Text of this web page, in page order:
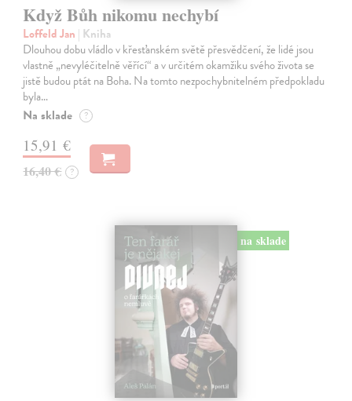
Když Bůh nikomu nechybí
Loffeld Jan | Kniha
Dlouhou dobu vládlo v křesťanském světě přesvědčení, že lidé jsou
vlastně „nevyléčitelně věřící“ a v určitém okamžiku svého života se
jistě budou ptát na Boha. Na tomto nezpochybnitelném předpokladu
byla…
Na sklade ?
15,91 €
16,40 € ?
na sklade